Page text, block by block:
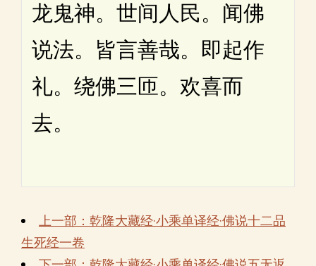
龙鬼神。世间人民。闻佛
说法。皆言善哉。即起作
礼。绕佛三匝。欢喜而
去。
上一部：乾隆大藏经·小乘单译经·佛说十二品
生死经一卷